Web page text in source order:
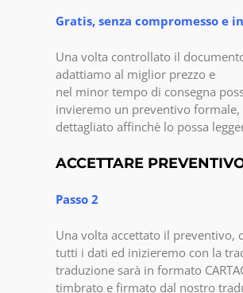
Gratis, senza compromesso e
Una volta controllato il
adattiamo al miglior prezzo e
nel minor tempo di consegna
invieremo un preventivo
dettagliato affinchè lo possa
ACCETTARE
Passo 2
Una volta accettato il preventivo,
tutti i dati ed inizieremo con la
traduzione sarà in formato
timbrato e firmato dal nostro